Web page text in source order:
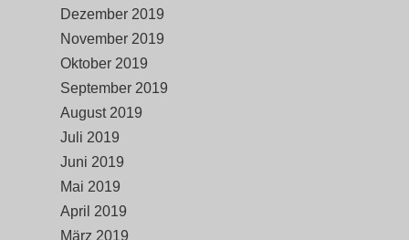
Dezember 2019
November 2019
Oktober 2019
September 2019
August 2019
Juli 2019
Juni 2019
Mai 2019
April 2019
März 2019